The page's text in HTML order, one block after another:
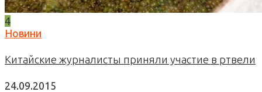
4
Новини
Китайские журналисты приняли участие в ртвели
24.09.2015